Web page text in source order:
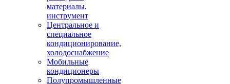
материалы,
инструмент
Центральное и
специальное
кондиционирование,
холодоснабжение
Мобильные
кондиционеры
Полупромышленные